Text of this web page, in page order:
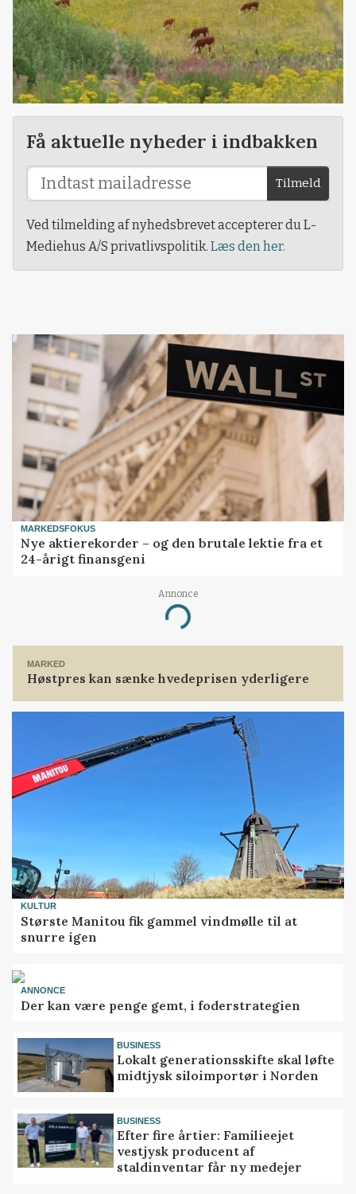
Få aktuelle nyheder i indbakken
Tilmeld
Ved tilmelding af nyhedsbrevet accepterer du L-
Mediehus A/S privatlivspolitik. Læs den her.
MARKEDSFOKUS
Nye aktierekorder – og den brutale lektie fra et
24-årigt finansgeni
Annonce
Loading...
MARKED
Høstpres kan sænke hvedeprisen yderligere
KULTUR
Største Manitou fik gammel vindmølle til at
snurre igen
ANNONCE
Der kan være penge gemt, i foderstrategien
BUSINESS
Lokalt generationsskifte skal løfte
midtjysk siloimportør i Norden
BUSINESS
Efter fire årtier: Familieejet
vestjysk producent af
staldinventar får ny medejer